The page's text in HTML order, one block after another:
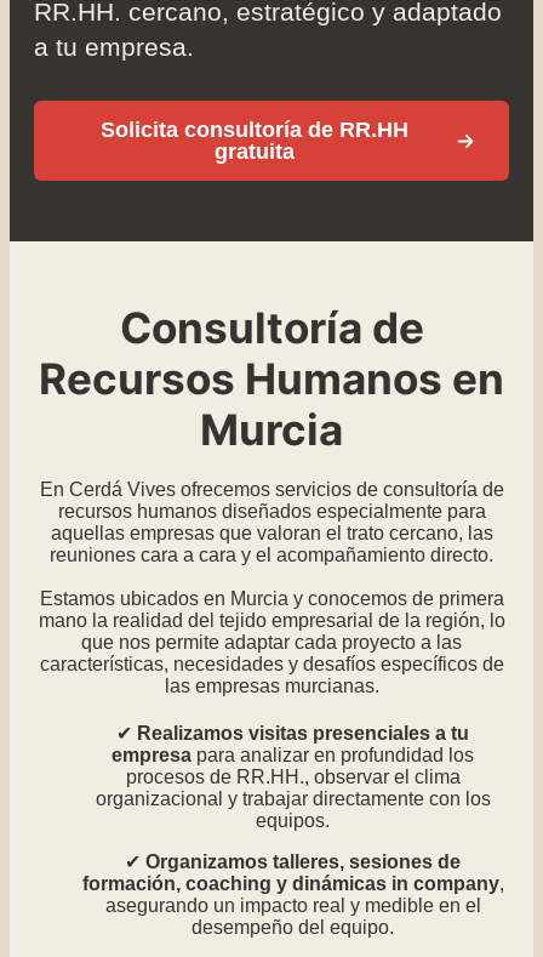
RR.HH. cercano, estratégico y adaptado
a tu empresa.
Solicita consultoría de RR.HH
gratuita
Consultoría de
Recursos Humanos en
Murcia
En Cerdá Vives ofrecemos servicios de consultoría de
recursos humanos diseñados especialmente para
aquellas empresas que valoran el trato cercano, las
reuniones cara a cara y el acompañamiento directo.
Estamos ubicados en Murcia y conocemos de primera
mano la realidad del tejido empresarial de la región, lo
que nos permite adaptar cada proyecto a las
características, necesidades y desafíos específicos de
las empresas murcianas.
Realizamos visitas presenciales a tu
empresa para analizar en profundidad los
procesos de RR.HH., observar el clima
organizacional y trabajar directamente con los
equipos.
Organizamos talleres, sesiones de
formación, coaching y dinámicas in company,
asegurando un impacto real y medible en el
desempeño del equipo.